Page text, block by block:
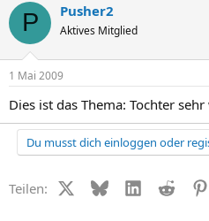
P Pusher2
Aktives Mitglied
1 Mai 2009
Dies ist das Thema: Tochter
Du musst dich einloggen oder
Teilen: X (Twitter)
BlueskyLinkedIn
Reddit